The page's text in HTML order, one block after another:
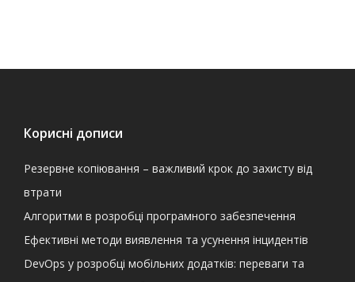
Корисні дописи
Резервне копіювання – важливий крок до захисту від
втрати
Алгоритми в розробці програмного забезпечення
Ефективні методи виявлення та усунення інцидентів
DevOps у розробці мобільних додатків: переваги та